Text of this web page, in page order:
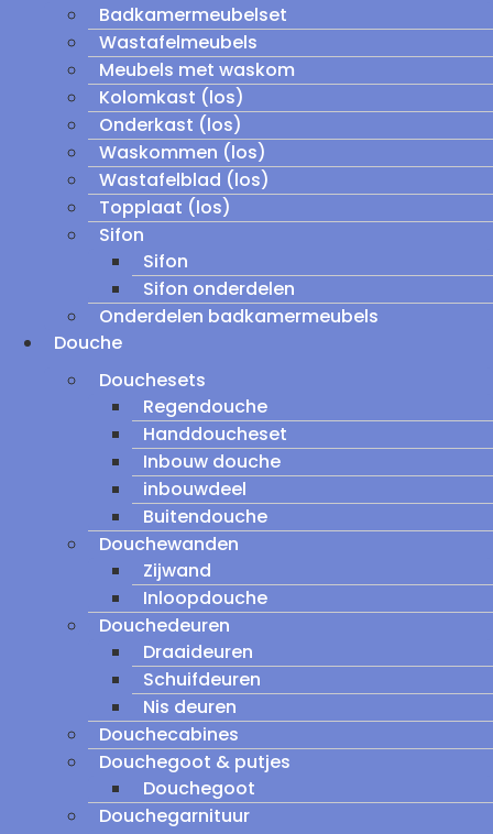
Badkamermeubelset
Wastafelmeubels
Meubels met waskom
Kolomkast (los)
Onderkast (los)
Waskommen (los)
Wastafelblad (los)
Topplaat (los)
Sifon
Sifon
Sifon onderdelen
Onderdelen badkamermeubels
Douche
Douchesets
Regendouche
Handdoucheset
Inbouw douche
inbouwdeel
Buitendouche
Douchewanden
Zijwand
Inloopdouche
Douchedeuren
Draaideuren
Schuifdeuren
Nis deuren
Douchecabines
Douchegoot & putjes
Douchegoot
Douchegarnituur